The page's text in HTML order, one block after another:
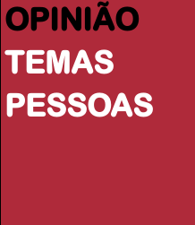
OPINIÃO
TEMAS
PESSOAS